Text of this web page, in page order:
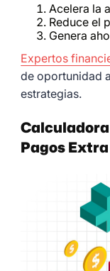
Acelera la
Reduce el
Genera
Expertos
de oportunidad
estrategias.
Pagos Extra